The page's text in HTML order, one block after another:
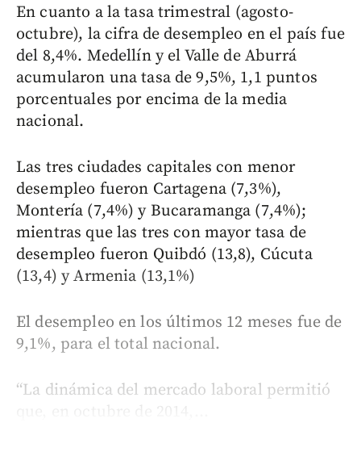
En cuanto a la tasa trimestral (agosto-
octubre), la cifra de desempleo en el país fue
del 8,4%. Medellín y el Valle de Aburrá
acumularon una tasa de 9,5%, 1,1 puntos
porcentuales por encima de la media
nacional.
Las tres ciudades capitales con menor
desempleo fueron Cartagena (7,3%),
Montería (7,4%) y Bucaramanga (7,4%);
mientras que las tres con mayor tasa de
desempleo fueron Quibdó (13,8), Cúcuta
(13,4) y Armenia (13,1%)
El desempleo en los últimos 12 meses fue de
9,1%, para el total nacional.
“La dinámica del mercado laboral permitió
que, en octubre de 2014,...